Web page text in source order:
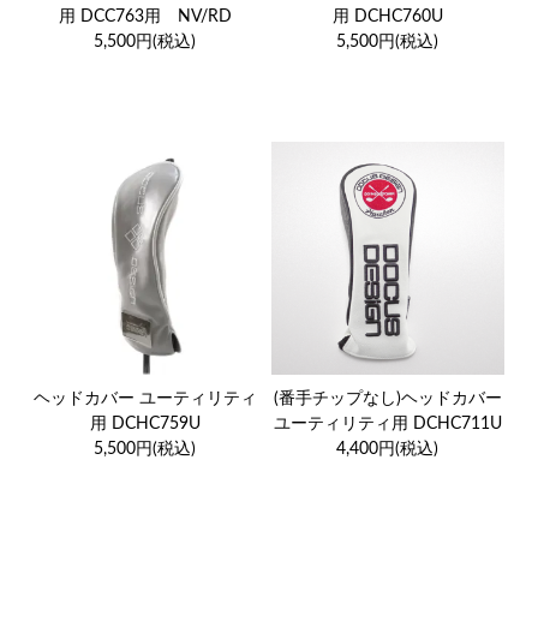
用 DCC763用 NV/RD
5,500円(税込)
用 DCHC760U
5,500円(税込)
ヘッドカバー ユーティリティ
用 DCHC759U
5,500円(税込)
(番手チップなし)ヘッドカバー
ユーティリティ用 DCHC711U
4,400円(税込)